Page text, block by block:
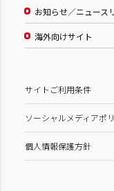
お知らせ／ニュース
海外向けサイト
サイトご利用条件
ソーシャルメディアポ
個人情報保護方針